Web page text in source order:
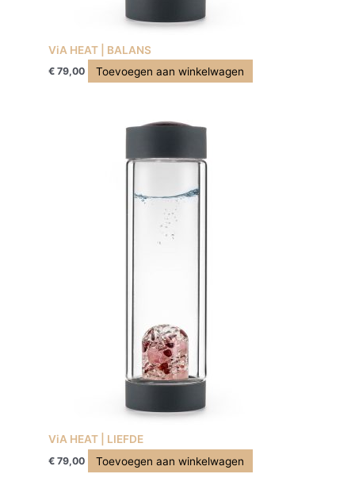
ViA HEAT | BALANS
€ 79,00 Toevoegen aan winkelwagen
ViA HEAT | LIEFDE
€ 79,00 Toevoegen aan winkelwagen